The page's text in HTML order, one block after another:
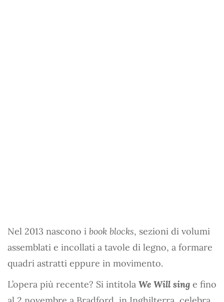
Nel 2013 nascono i book blocks, sezioni di volumi
assemblati e incollati a tavole di legno, a formare
quadri astratti eppure in movimento.
L’opera più recente? Si intitola We Will sing e fino